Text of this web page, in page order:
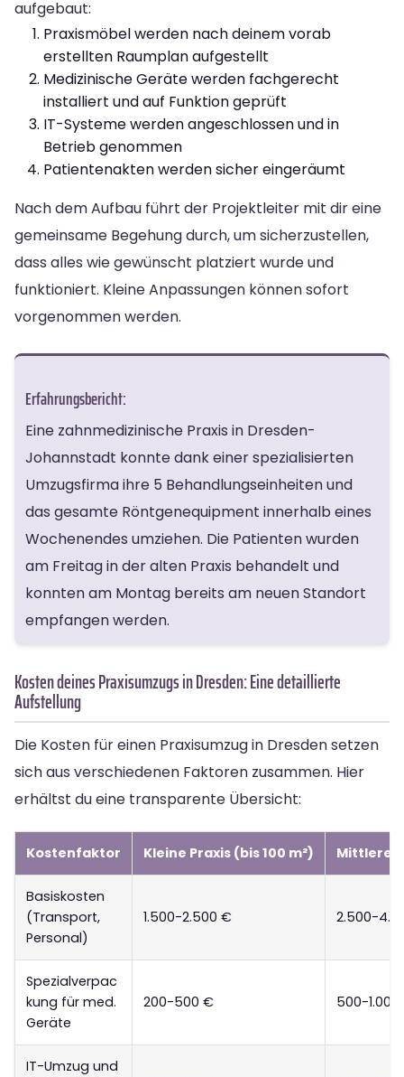
aufgebaut:
Praxismöbel werden nach deinem vorab
erstellten Raumplan aufgestellt
Medizinische Geräte werden fachgerecht
installiert und auf Funktion geprüft
IT-Systeme werden angeschlossen und in
Betrieb genommen
Patientenakten werden sicher eingeräumt
Nach dem Aufbau führt der Projektleiter mit dir eine
gemeinsame Begehung durch, um sicherzustellen,
dass alles wie gewünscht platziert wurde und
funktioniert. Kleine Anpassungen können sofort
vorgenommen werden.
Erfahrungsbericht:
Eine zahnmedizinische Praxis in Dresden-
Johannstadt konnte dank einer spezialisierten
Umzugsfirma ihre 5 Behandlungseinheiten und
das gesamte Röntgenequipment innerhalb eines
Wochenendes umziehen. Die Patienten wurden
am Freitag in der alten Praxis behandelt und
konnten am Montag bereits am neuen Standort
empfangen werden.
Kosten deines Praxisumzugs in Dresden: Eine detaillierte
Aufstellung
Die Kosten für einen Praxisumzug in Dresden setzen
sich aus verschiedenen Faktoren zusammen. Hier
erhältst du eine transparente Übersicht:
Kostenfaktor Kleine Praxis (bis 100 m²) Mittlere
Basiskosten
(Transport,
Personal)
1.500-2.500 € 2.500-
Spezialverpac
kung für med.
Geräte
200-500 € 500-
IT-Umzug und